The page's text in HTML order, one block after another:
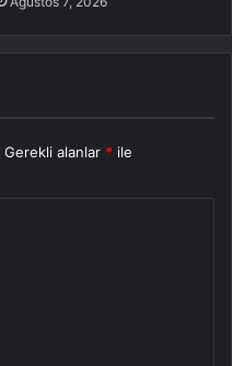
Gerekli alanlar * ile